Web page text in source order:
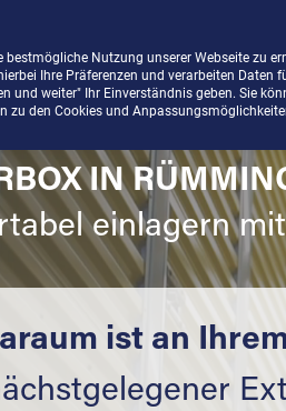
IN
einlagern
ist an
bestmögliche Nutzung unserer Webseite zu
Ihre Präferenzen und verarbeiten
und weiter" Ihr Einverständnis geben. Sie
zu den Cookies und